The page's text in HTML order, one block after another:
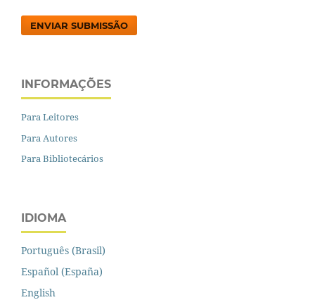
ENVIAR SUBMISSÃO
INFORMAÇÕES
Para Leitores
Para Autores
Para Bibliotecários
IDIOMA
Português (Brasil)
Español (España)
English